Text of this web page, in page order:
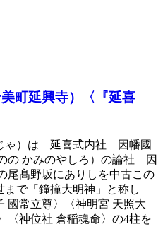
町延興寺）〈『延喜
ゃ）は 延喜式内社 因幡國
の かみのやしろ）の論社 因
尾髙野坂にありしを中古この
で「鐘撞大明神」と称し
常立尊〉〈神明宮 天照大
〈神位社 倉稲魂命〉の4柱を